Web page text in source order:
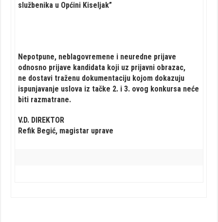
službenika u Općini Kiseljak”
Nepotpune, neblagovremene i neuredne prijave
odnosno prijave kandidata koji uz prijavni obrazac,
ne dostavi traženu dokumentaciju kojom dokazuju
ispunjavanje uslova iz tačke 2. i 3. ovog konkursa neće
biti razmatrane.
V.D. DIREKTOR
Refik Begić, magistar uprave